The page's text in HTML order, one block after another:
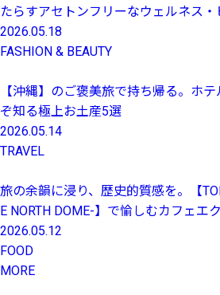
たらすアセトンフリーなウェルネス・
2026.05.18
FASHION & BEAUTY
【沖縄】のご褒美旅で持ち帰る。ホ
ぞ知る極上お土産5選
2026.05.14
TRAVEL
旅の余韻に浸り、歴史的質感を。【
E NORTH DOME-】で愉しむカフェエ
2026.05.12
FOOD
MORE